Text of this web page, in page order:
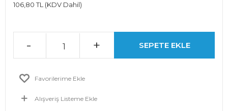
106,80 TL (KDV Dahil)
- + SEPETE EKLE
Favorilerime Ekle
Alışveriş Listeme Ekle